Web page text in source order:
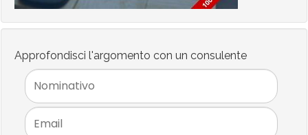
Approfondisci l'argomento con un consulente